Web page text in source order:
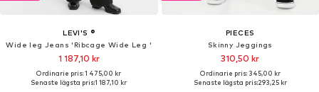
LEVI'S ®
Wide leg Jeans 'Ribcage Wide Leg '
1 187,10 kr
Ordinarie pris: 1 475,00 kr
Senaste lägsta pris:1 187,10 kr
PIECES
Skinny Jeggings
310,50 kr
Ordinarie pris: 345,00 kr
Senaste lägsta pris:293,25 kr